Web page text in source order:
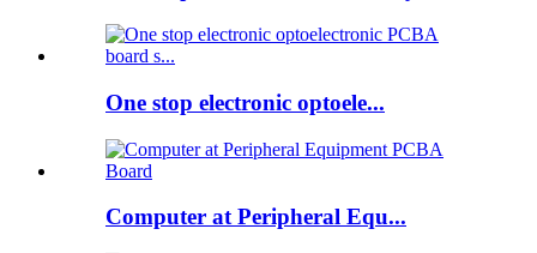
One stop electronic optoele...
Computer at Peripheral Equ...